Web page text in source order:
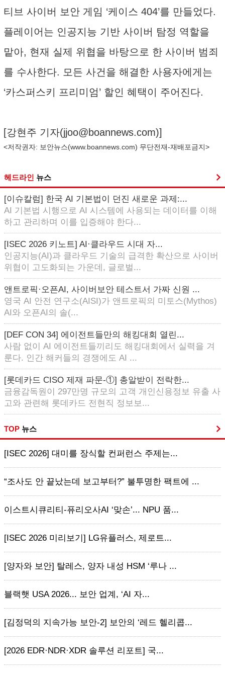
티브 사이버 보안 게임 ‘케이스 404’를 만들었다.
플레이어는 인공지능 기반 사이버 탐정 역할을
맡아, 현재 실제 위협을 바탕으로 한 사이버 범죄
를 수사한다. 모든 사건을 해결한 사용자에게는
‘카스퍼스키 프리미엄’ 할인 혜택이 주어진다.
[강현주 기자(jjoo@boannews.com)]
<저작권자: 보안뉴스(www.boannews.com) 무단전재-재배포금지>
헤드라인 뉴스
[이슈칼럼] 한국 AI 기본법이 던진 새로운 과제:...
AI 기본법 시행으로 AI 시스템에 사용되는 데이터를 이해
하고 관리하며 이를 입증해야 한다...
[ISEC 2026 키노트] AI·클라우드 시대 자...
인공지능(AI)과 클라우드 기술의 급격한 확산으로 사이버
위협이 고도화되는 가운데, 글로벌...
앤트로픽·오픈AI, 사이버보안 테스트서 가짜 신원 ...
영국 AI 안전 연구소(AISI)가 앤트로픽의 미토스(Mythos)
AI와 오픈AI의 솔(...
[DEF CON 34] 에이전트들만의 해킹대회 열린...
사람 없이 AI 에이전트들끼리도 해킹대회에서 실력을 겨
룬다. 인간 해커들의 경쟁에도 AI ...
[롯데카드 CISO 제재 파문-①] 총알받이 전락한...
금융감독원이 297만명 규모의 고객 개인신용정보 유출 사
고와 관련해 롯데카드 전현직 정보보...
TOP 뉴스
[ISEC 2026] 대미를 장식할 컨퍼런스 주제는...
“조사도 안 끝났는데 보고부터?” 불투명한 팩트에 ...
이스트시큐리티-퓨리오사AI ‘맞손’... NPU 품...
[ISEC 2026 미리보기] LG유플러스, 제로트...
[양자와 보안] 탈레스, 양자 내성 HSM ‘루나 ...
블랙햇 USA 2026... 보안 업계, ‘AI 자...
[김정덕의 지속가능 보안-2] 보안의 ‘레드 헬리콥...
[2026 EDR·NDR·XDR 솔루션 리포트] 국...